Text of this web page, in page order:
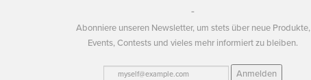
Abonniere unseren Newsletter, um stets über neue Produkte,
Events, Contests und vieles mehr informiert zu bleiben.
Anmelden